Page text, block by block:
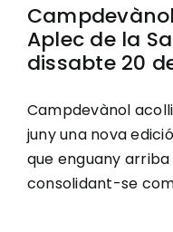
Aplec de la
dissabte 20
Campdevànol
juny una nova
que enguany
consolidant-se